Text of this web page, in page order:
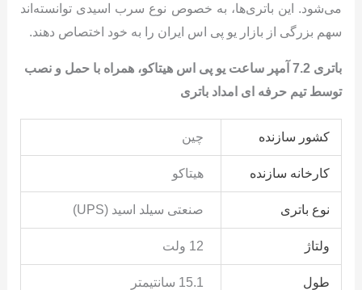
می‌شود. این باتری‌ها، به خصوص نوع سرب اسیدی توانسته‌اند
سهم بزرگی از بازار یو پی اس ایران را به خود اختصاص دهند.
باتری 7.2 آمپر ساعت یو پی اس هیتاکو، همراه با حمل و نصب
توسط تیم حرفه ای امداد باتری
کشور سازنده چین
کارخانه سازنده هیتاکو
نوع باتری صنعتی سیلد اسید (UPS)
ولتاژ 12 ولت
طول 15.1 سانتیمتر